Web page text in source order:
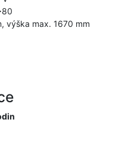
výška max. 1670 mm